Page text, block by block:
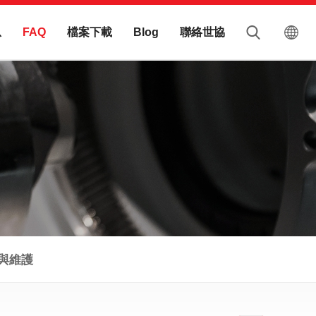
FAQ 檔案下載 Blog 聯絡世協
維護